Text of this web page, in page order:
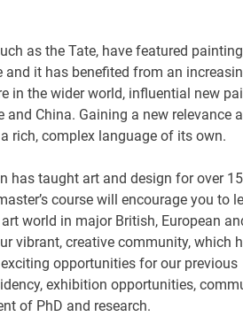
as the Tate, have featured painting
it has benefited from an
in the wider world, influential new
and China. Gaining a new relevance
rich, complex language of its own.
has taught art and design for over
course will encourage you to
world in major British, European
vibrant, creative community, which
opportunities for our previous
exhibition opportunities,
of PhD and research.